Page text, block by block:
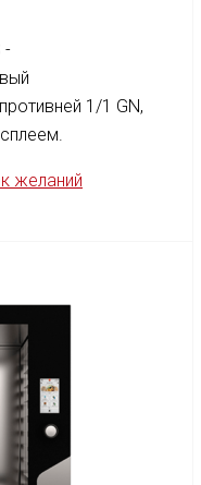
-
1/1 GN,
желаний